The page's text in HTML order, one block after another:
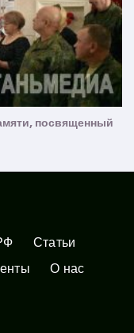
Статьи
О нас